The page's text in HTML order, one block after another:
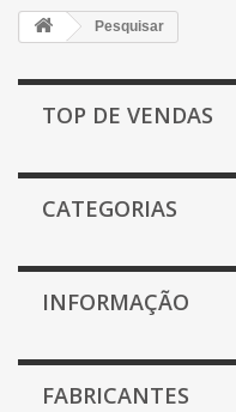
Pesquisar
TOP DE VENDAS
CATEGORIAS
INFORMAÇÃO
FABRICANTES